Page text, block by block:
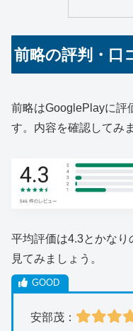
前略の評判・口
前略はGooglePlayに評
す。内容を確認してみ
平均評価は4.3とかな
見てみましょう。
安部茂：